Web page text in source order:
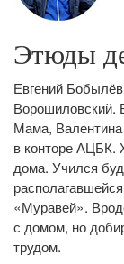
Этюды
Евгений
Ворошиловский.
Мама, Валентина
в конторе АЦБК.
дома. Учился
«Муравей».
с домом, но
трудом.